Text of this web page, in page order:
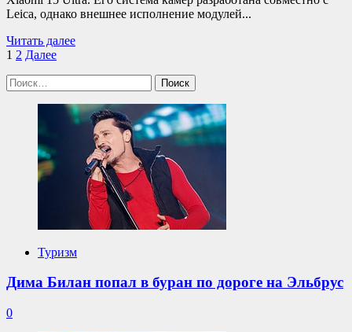
Leica, однако внешнее исполнение модулей...
Читать далееПрочитать
Ultra
с
ассиметричным
расположением
камер:
три
модуля
Мп
один
на
Пагинация
записей
1 2 Далее
Найти:
Туризм
Дима Билан попал в буран по дороге на Эльбрус
0